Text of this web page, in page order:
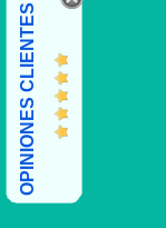
OPINIONES CLIENTES